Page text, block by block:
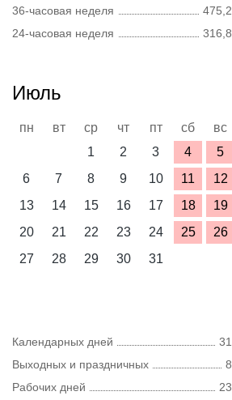
36-часовая неделя
475,2
24-часовая неделя
316,8
Июль
пн вт ср чт пт сб
вс
1
2 3 4
5
6
7 8 9 10 11
12
13
14 15 16 17 18
19
20
21 22 23 24 25
26
27
28 29 30 31
Календарных дней
31
Выходных и праздничных
8
Рабочих дней
23